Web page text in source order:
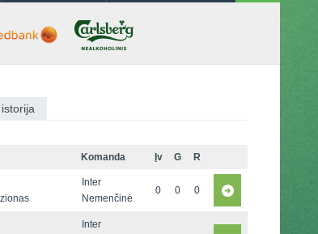
Komanda Įv G R
Inter
Nemenčinė
0 0 0
Inter